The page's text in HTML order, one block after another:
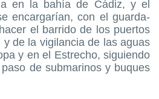
en la bahía de Cádiz, y el
encargarían, con el guarda-
el barrido de los puertos
de la vigilancia de las aguas
y en el Estrecho, siguiendo
de submarinos y buques